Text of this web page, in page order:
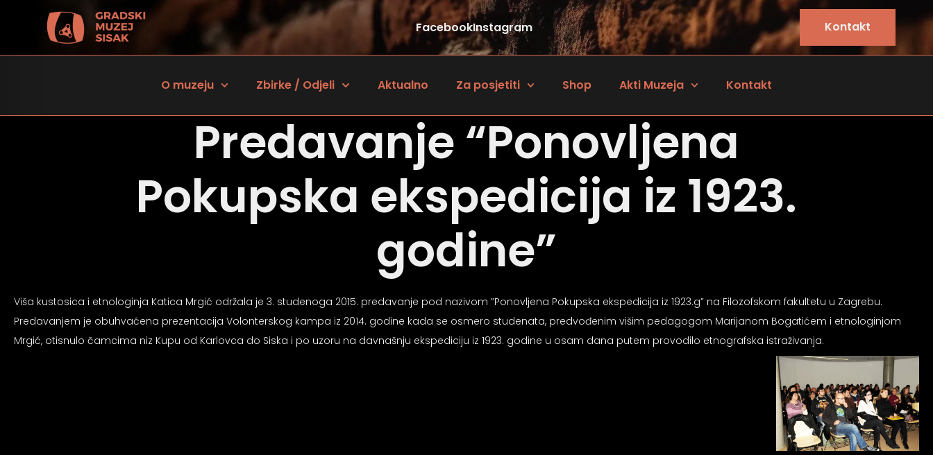
FacebookInstagram Kontakt
O muzeju Zbirke / Odjeli Aktualno Za posjetiti Shop Akti Muzeja Kontakt
Predavanje “Ponovljena
Pokupska ekspedicija iz 1923.
godine”
Viša kustosica i etnologinja Katica Mrgić održala je 3. studenoga 2015. predavanje pod nazivom ”Ponovljena Pokupska ekspedicija iz 1923.g” na Filozofskom fakultetu u Zagrebu.
Predavanjem je obuhvaćena prezentacija Volonterskog kampa iz 2014. godine kada se osmero studenata, predvođenim višim pedagogom Marijanom Bogatićem i etnologinjom
Mrgić, otisnulo čamcima niz Kupu od Karlovca do Siska i po uzoru na davnašnju ekspediciju iz 1923. godine u osam dana putem provodilo etnografska istraživanja.